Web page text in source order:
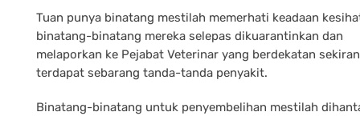
Tuan punya binatang mestilah memerhati keadaan
binatang-binatang mereka selepas dikuarantinkan dan
melaporkan ke Pejabat Veterinar yang berdekatan
terdapat sebarang tanda-tanda penyakit.
Binatang-binatang untuk penyembelihan mestilah